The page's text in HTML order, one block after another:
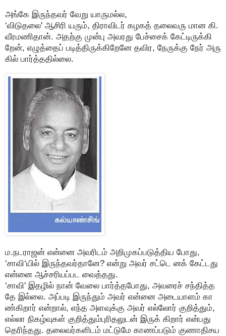
அங்கே இருந்தவர் வேறு யாருமல்ல,
‘விடுதலை' ஆசிரி யரும், திராவிடர் கழகத் தலைவரு மான கி.
வீரமணிதான். அதற்கு முன்பு அவரது பேச்சைக் கேட்டிருக்கி
றேன், எழுத்தைப் படித்திருக்கிறேனே தவிர, நேருக்கு நேர் அரு
கில் பார்த்ததில்லை.
ம.நடராஜன் என்னை அவரிடம் அறிமுகப்படுத்திய போது,
‘சாவி‘யில் இருந்தவர்தானே? என்று அவர் சட்டெ னக் கேட்டது
என்னை ஆச்சரியப்பட வைத்தது.
‘சாவி' இதழில் நான் வேலை பார்த்தபோது, அவரைச் சந்தித்த
தே இல்லை. அப்படி இருந்தும் அவர் என்னை அடையாளம் கா
ண்கிறார் என்றால், எந்த அளவுக்கு அவர் எல்லோர் குறித்தும்,
எல்லா நிகழ்வுகள் குறித்தும்புரிதலுடன் இருக் கிறார் என்பது
தெரிந்தது. தலைவர்களிடம் மட்டுமே காணப்படும் குணாதிசய